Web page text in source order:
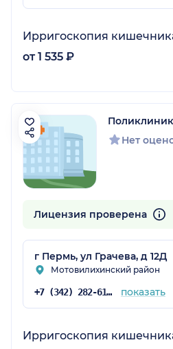
Ирригоскопия
от 1 535 ₽
Нет
Лицензия проверена
г Пермь, ул Грачева, д 12Д
Мотовилихинский район
+7 (342) 282-61-51 показать
Ирригоскопия